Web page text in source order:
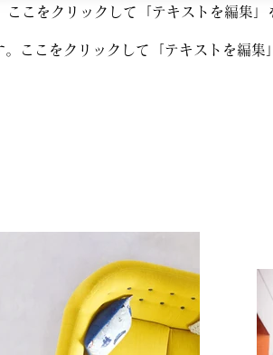
ここをクリックして「テキストを編集」
。ここをクリックして「テキストを編集